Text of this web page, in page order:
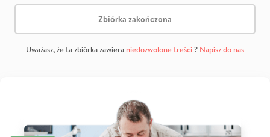
Zbiórka zakończona
Uważasz, że ta zbiórka zawiera niedozwolone treści? Napisz do nas